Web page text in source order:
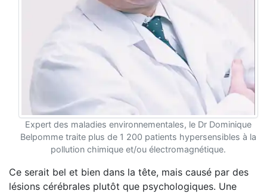
Expert des maladies environnementales, le Dr Dominique
Belpomme traite plus de 1 200 patients hypersensibles à la
pollution chimique et/ou électromagnétique.
Ce serait bel et bien dans la tête, mais causé par des
lésions cérébrales plutôt que psychologiques. Une